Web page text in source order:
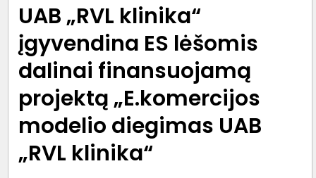
UAB „RVL klinika“
įgyvendina ES lėšomis
dalinai finansuojamą
projektą „E.komercijos
modelio diegimas UAB
„RVL klinika“